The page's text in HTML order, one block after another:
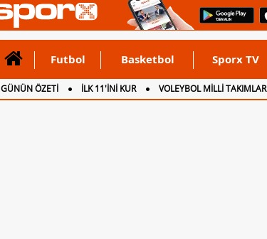
Futbol Basketbol Sporx TV
GÜNÜN ÖZETİ İLK 11'İNİ KUR VOLEYBOL MİLLİ TAKIMLAR
CANLI ANLATIM
İNGİLTERE